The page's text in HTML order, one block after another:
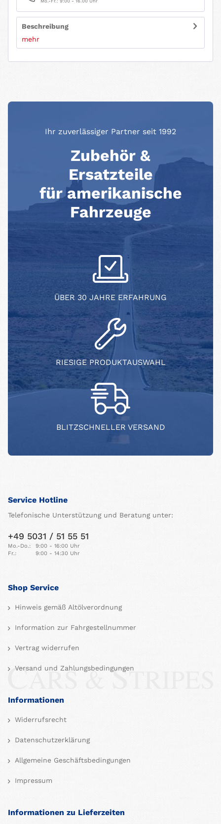
Beschreibung
mehr
Ihr zuverlässiger Partner seit 1992
Zubehör &
Ersatzteile
für amerikanische
Fahrzeuge
ÜBER 30 JAHRE ERFAHRUNG
RIESIGE PRODUKTAUSWAHL
BLITZSCHNELLER VERSAND
Service Hotline
Telefonische Unterstützung und Beratung unter:
+49 5031 / 51 55 51
Mo.-Do.:
9:00 - 16:00 Uhr
Fr.:
9:00 - 14:30 Uhr
Shop Service
Hinweis gemäß Altölverordnung
Information zur Fahrgestellnummer
Vertrag widerrufen
Versand und Zahlungsbedingungen
Informationen
Widerrufsrecht
Datenschutzerklärung
Allgemeine Geschäftsbedingungen
Impressum
Informationen zu Lieferzeiten